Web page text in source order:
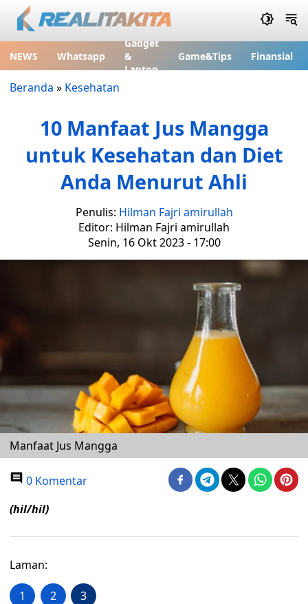
NEWS Whatsapp
Gadget
&
Laptop
Game&Tips Finansial
Beranda » Kesehatan
10 Manfaat Jus Mangga
untuk Kesehatan dan Diet
Anda Menurut Ahli
Penulis: Hilman Fajri amirullah
Editor: Hilman Fajri amirullah
Senin, 16 Okt 2023 - 17:00
Manfaat Jus Mangga
0 Komentar
(hil/hil)
Laman:
1 2 3